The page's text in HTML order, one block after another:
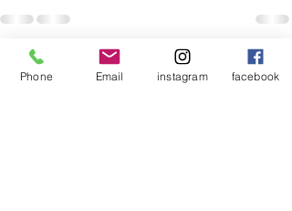
最新記事 すべて表示
Phone Email instagram facebook